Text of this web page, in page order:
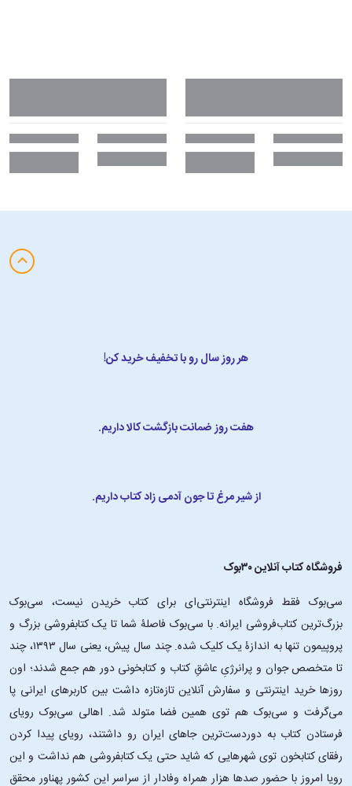
هر روز سال رو با تخفیف خرید کن!
هفت روز ضمانت بازگشت کالا داریم.
از شیر مرغ تا جون آدمی زاد کتاب داریم.
فروشگاه کتاب آنلاین ۳۰بوک
سی‌بوک فقط فروشگاه اینترنتی‌ای برای کتاب خریدن نیست، سی‌بوک
بزرگ‌ترین کتاب‌فروشی ایرانه. با سی‌بوک فاصلۀ شما تا یک کتابفروشی بزرگ و
پروپیمون تنها به اندازۀ یک کلیک شده. چند سال پیش، یعنی سال ۱۳۹۳، چند
تا متخصص جوان و پرانرژیِ عاشقِ کتاب و کتابخونی دور هم جمع شدند؛ اون‌
روزها خرید اینترنتی و سفارش آنلاین تازه‌تازه داشت بین کاربرهای ایرانی پا
می‌گرفت و سی‌بوک هم توی همین فضا متولد شد. اهالی سی‌بوک رویای
فرستادن کتاب به دوردست‌ترین جاهای ایران رو داشتند، رویای پیدا کردن
رفقای کتابخون توی شهرهایی که شاید حتی یک کتابفروشی هم نداشت و این
رویا امروز با حضور صدها هزار همراه وفادار از سراسر این کشور پهناور محقق